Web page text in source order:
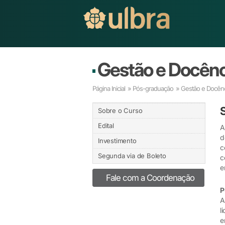
Gestão e
Página Inicial » Pós-graduação » Gestão e
Sobre o Curso
Edital
Investimento
Segunda via de Boleto
Fale com a Coordenação